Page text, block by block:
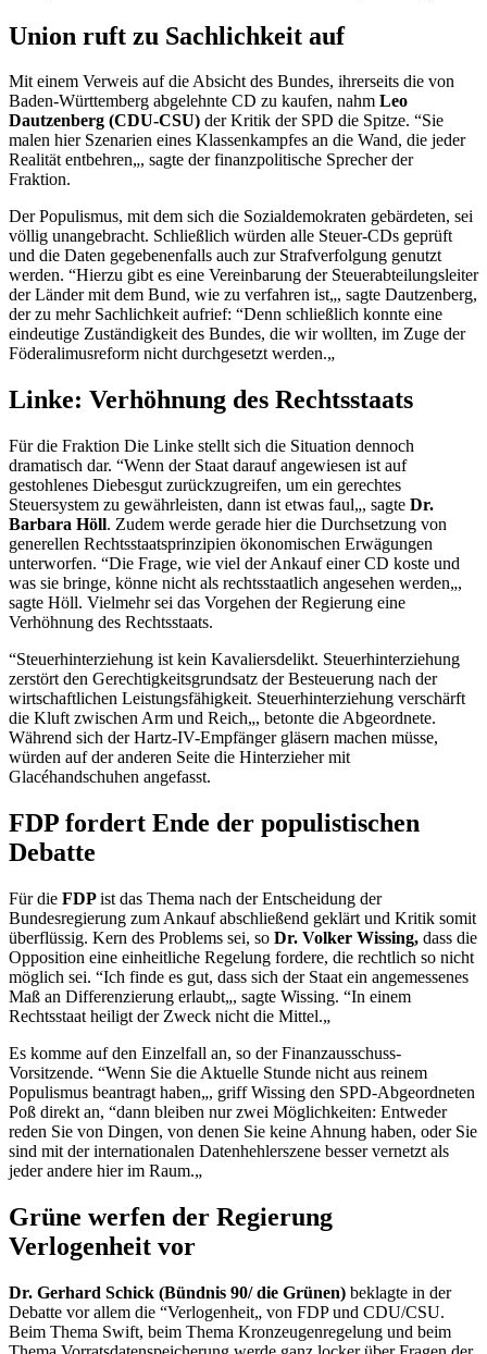
Union ruft zu Sachlichkeit auf
Mit einem Verweis auf die Absicht des Bundes, ihrerseits die von
Baden-Württemberg abgelehnte CD zu kaufen, nahm Leo
Dautzenberg (CDU-CSU) der Kritik der SPD die Spitze. “Sie
malen hier Szenarien eines Klassenkampfes an die Wand, die jeder
Realität entbehren„, sagte der finanzpolitische Sprecher der
Fraktion.
Der Populismus, mit dem sich die Sozialdemokraten gebärdeten, sei
völlig unangebracht. Schließlich würden alle Steuer-CDs geprüft
und die Daten gegebenenfalls auch zur Strafverfolgung genutzt
werden. “Hierzu gibt es eine Vereinbarung der Steuerabteilungsleiter
der Länder mit dem Bund, wie zu verfahren ist„, sagte Dautzenberg,
der zu mehr Sachlichkeit aufrief: “Denn schließlich konnte eine
eindeutige Zuständigkeit des Bundes, die wir wollten, im Zuge der
Föderalimusreform nicht durchgesetzt werden.„
Linke: Verhöhnung des Rechtsstaats
Für die Fraktion Die Linke stellt sich die Situation dennoch
dramatisch dar. “Wenn der Staat darauf angewiesen ist auf
gestohlenes Diebesgut zurückzugreifen, um ein gerechtes
Steuersystem zu gewährleisten, dann ist etwas faul„, sagte Dr.
Barbara Höll. Zudem werde gerade hier die Durchsetzung von
generellen Rechtsstaatsprinzipien ökonomischen Erwägungen
unterworfen. “Die Frage, wie viel der Ankauf einer CD koste und
was sie bringe, könne nicht als rechtsstaatlich angesehen werden„,
sagte Höll. Vielmehr sei das Vorgehen der Regierung eine
Verhöhnung des Rechtsstaats.
“Steuerhinterziehung ist kein Kavaliersdelikt. Steuerhinterziehung
zerstört den Gerechtigkeitsgrundsatz der Besteuerung nach der
wirtschaftlichen Leistungsfähigkeit. Steuerhinterziehung verschärft
die Kluft zwischen Arm und Reich„, betonte die Abgeordnete.
Während sich der Hartz-IV-Empfänger gläsern machen müsse,
würden auf der anderen Seite die Hinterzieher mit
Glacéhandschuhen angefasst.
FDP fordert Ende der populistischen
Debatte
Für die FDPist das Thema nach der Entscheidung der
Bundesregierung zum Ankauf abschließend geklärt und Kritik somit
überflüssig. Kern des Problems sei, so Dr. Volker Wissing, dass die
Opposition eine einheitliche Regelung fordere, die rechtlich so nicht
möglich sei. “Ich finde es gut, dass sich der Staat ein angemessenes
Maß an Differenzierung erlaubt„, sagte Wissing. “In einem
Rechtsstaat heiligt der Zweck nicht die Mittel.„
Es komme auf den Einzelfall an, so der Finanzausschuss-
Vorsitzende. “Wenn Sie die Aktuelle Stunde nicht aus reinem
Populismus beantragt haben„, griff Wissing den SPD-Abgeordneten
Poß direkt an, “dann bleiben nur zwei Möglichkeiten: Entweder
reden Sie von Dingen, von denen Sie keine Ahnung haben, oder Sie
sind mit der internationalen Datenhehlerszene besser vernetzt als
jeder andere hier im Raum.„
Grüne werfen der Regierung
Verlogenheit vor
Dr. Gerhard Schick (Bündnis 90/ die Grünen) beklagte in der
Debatte vor allem die “Verlogenheit„ von FDP und CDU/CSU.
Beim Thema Swift, beim Thema Kronzeugenregelung und beim